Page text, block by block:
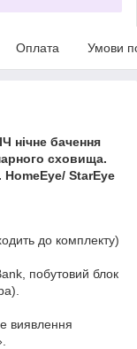
Оплата Умови
нічне бачення
сховища.
StarEye
до комплекту)
побутовий блок
виявлення